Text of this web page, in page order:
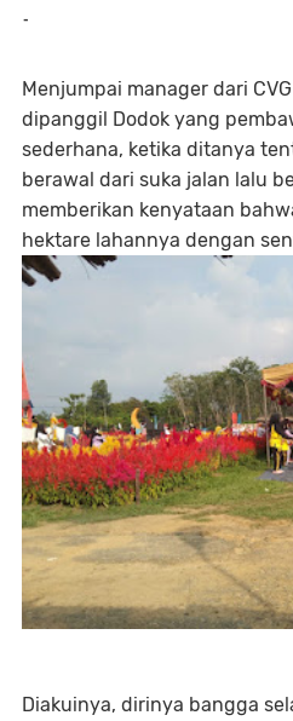
-
Menjumpai manager dari
dipanggil Dodok yang
sederhana, ketika ditanya
berawal dari suka jalan lalu
memberikan kenyataan
hektare lahannya dengan
Diakuinya, dirinya bangga